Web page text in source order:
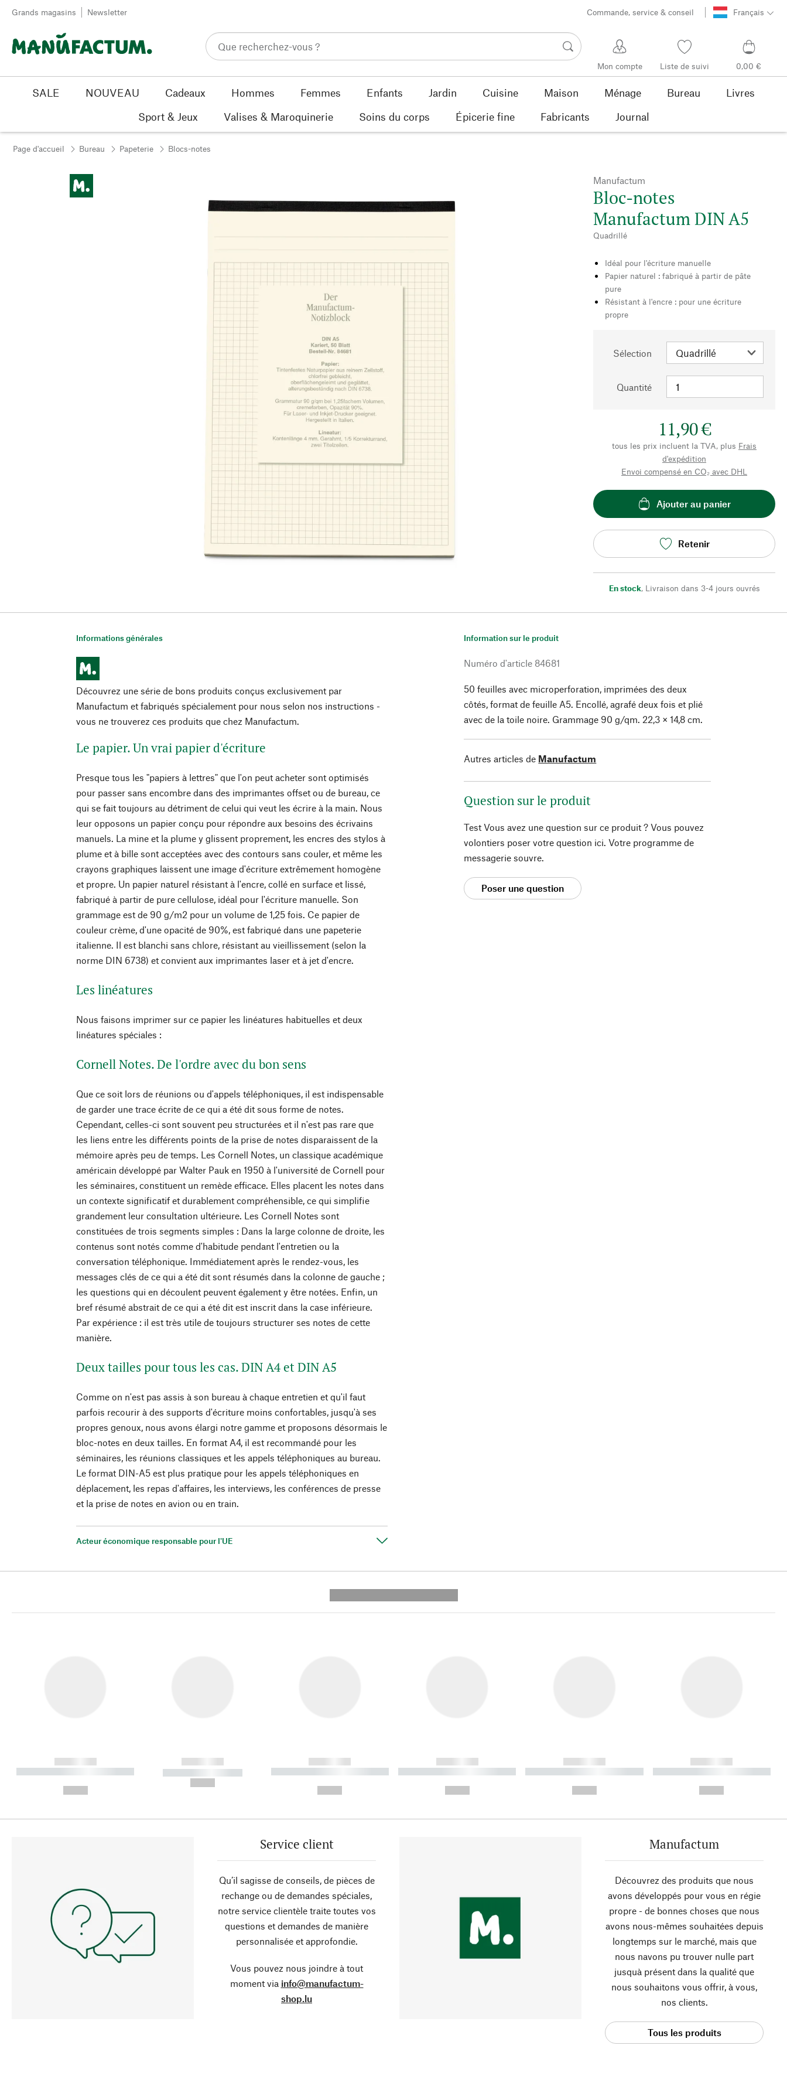
Passer au contenu
Grands magasins Newsletter Commande, service & conseil Français
Mon compte Liste de suivi 0,00 €
SALE NOUVEAU Cadeaux Hommes Femmes Enfants Jardin Cuisine Maison Ménage Bureau
Livres
Sport & Jeux
Valises & Maroquinerie Soins du corps Épicerie fine Fabricants Journal
Page d'accueil Bureau Papeterie Blocs-notes
Manufactum
Bloc-notes
Manufactum DIN A5
Quadrillé
Idéal pour l'écriture manuelle
Papier naturel : fabriqué à partir de pâte
pure
Résistant à l'encre : pour une écriture
propre
Sélection
Quantité
11,90 €
tous les prix incluent la TVA, plus Frais
d'expédition
Envoi compensé en CO₂ avec DHL
Ajouter au panier
Retenir
En stock, Livraison dans 3-4 jours ouvrés
Informations générales
Découvrez une série de bons produits conçus exclusivement par
Manufactum et fabriqués spécialement pour nous selon nos instructions -
vous ne trouverez ces produits que chez Manufactum.
Le papier. Un vrai papier d'écriture
Presque tous les "papiers à lettres" que l'on peut acheter sont optimisés
pour passer sans encombre dans des imprimantes offset ou de bureau, ce
qui se fait toujours au détriment de celui qui veut les écrire à la main. Nous
leur opposons un papier conçu pour répondre aux besoins des écrivains
manuels. La mine et la plume y glissent proprement, les encres des stylos à
plume et à bille sont acceptées avec des contours sans couler, et même les
crayons graphiques laissent une image d'écriture extrêmement homogène
et propre. Un papier naturel résistant à l'encre, collé en surface et lissé,
fabriqué à partir de pure cellulose, idéal pour l'écriture manuelle. Son
grammage est de 90 g/m2 pour un volume de 1,25 fois. Ce papier de
couleur crème, d'une opacité de 90%, est fabriqué dans une papeterie
italienne. Il est blanchi sans chlore, résistant au vieillissement (selon la
norme DIN 6738) et convient aux imprimantes laser et à jet d'encre.
Les linéatures
Nous faisons imprimer sur ce papier les linéatures habituelles et deux
linéatures spéciales :
Cornell Notes. De l'ordre avec du bon sens
Que ce soit lors de réunions ou d'appels téléphoniques, il est indispensable
de garder une trace écrite de ce qui a été dit sous forme de notes.
Cependant, celles-ci sont souvent peu structurées et il n'est pas rare que
les liens entre les différents points de la prise de notes disparaissent de la
mémoire après peu de temps. Les Cornell Notes, un classique académique
américain développé par Walter Pauk en 1950 à l'université de Cornell pour
les séminaires, constituent un remède efficace. Elles placent les notes dans
un contexte significatif et durablement compréhensible, ce qui simplifie
grandement leur consultation ultérieure. Les Cornell Notes sont
constituées de trois segments simples : Dans la large colonne de droite, les
contenus sont notés comme d'habitude pendant l'entretien ou la
conversation téléphonique. Immédiatement après le rendez-vous, les
messages clés de ce qui a été dit sont résumés dans la colonne de gauche ;
les questions qui en découlent peuvent également y être notées. Enfin, un
bref résumé abstrait de ce qui a été dit est inscrit dans la case inférieure.
Par expérience : il est très utile de toujours structurer ses notes de cette
manière.
Deux tailles pour tous les cas. DIN A4 et DIN A5
Comme on n'est pas assis à son bureau à chaque entretien et qu'il faut
parfois recourir à des supports d'écriture moins confortables, jusqu'à ses
propres genoux, nous avons élargi notre gamme et proposons désormais le
bloc-notes en deux tailles. En format A4, il est recommandé pour les
séminaires, les réunions classiques et les appels téléphoniques au bureau.
Le format DIN-A5 est plus pratique pour les appels téléphoniques en
déplacement, les repas d'affaires, les interviews, les conférences de presse
et la prise de notes en avion ou en train.
Acteur économique responsable pour l'UE
Information sur le produit
Numéro d'article 84681
50 feuilles avec microperforation, imprimées des deux
côtés, format de feuille A5. Encollé, agrafé deux fois et plié
avec de la toile noire. Grammage 90 g/qm. 22,3 × 14,8 cm.
Autres articles de Manufactum
Question sur le produit
Test Vous avez une question sur ce produit ? Vous pouvez
volontiers poser votre question ici. Votre programme de
messagerie souvre.
Poser une question
------------
----------- ----------- ----------
------------
----------- -----------
------------
----------- ----------- ----------
------------
----------- ----------- ----------
------------
----------- ----------- ----------
------------
----------- ----------- ----------
Service client
Qu’il sagisse de conseils, de pièces de
rechange ou de demandes spéciales,
notre service clientèle traite toutes vos
questions et demandes de manière
personnalisée et approfondie.
Vous pouvez nous joindre à tout
moment via info@manufactum-
shop.lu
Manufactum
Découvrez des produits que nous
avons développés pour vous en régie
propre - de bonnes choses que nous
avons nous-mêmes souhaitées depuis
longtemps sur le marché, mais que
nous navons pu trouver nulle part
jusquà présent dans la qualité que
nous souhaitons vous offrir, à vous,
nos clients.
Tous les produits